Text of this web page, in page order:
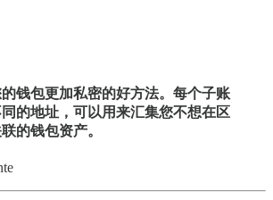
钱包更加私密的好方法。每个子账
的地址，可以用来汇集您不想在区
的钱包资产。